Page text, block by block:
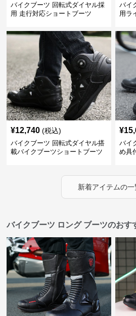
バイクブーツ 回転式ダイヤル採
用 走行対応ショートブーツ
バイ
用ラ
¥12,740 (税込)
バイクブーツ 回転式ダイヤル搭
載バイクブーツショートブーツ
¥
バイ
め具
新着アイテムの
バイクブーツ ロング ブーツのおす